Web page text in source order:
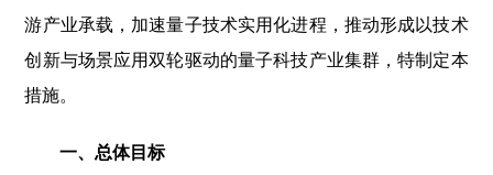
游产业承载，加速量子技术实用化进程，推动形成以技术
创新与场景应用双轮驱动的量子科技产业集群，特制定本
措施。
一、总体目标